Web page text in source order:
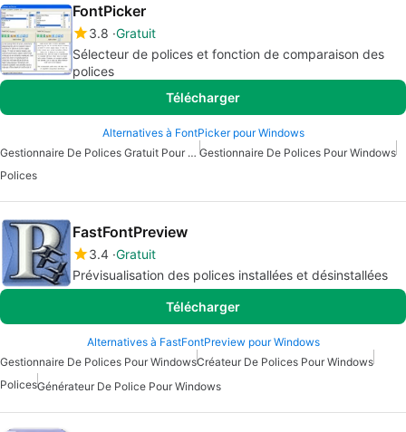
FontPicker
3.8 Gratuit
Sélecteur de polices et fonction de comparaison des
polices
Télécharger
Alternatives à FontPicker pour Windows
Gestionnaire De Polices Gratuit Pour Windows Gestionnaire De Polices Pour Windows
Polices
FastFontPreview
3.4 Gratuit
Prévisualisation des polices installées et désinstallées
Télécharger
Alternatives à FastFontPreview pour Windows
Gestionnaire De Polices Pour WindowsCréateur De Polices Pour Windows
PolicesGénérateur De Police Pour Windows